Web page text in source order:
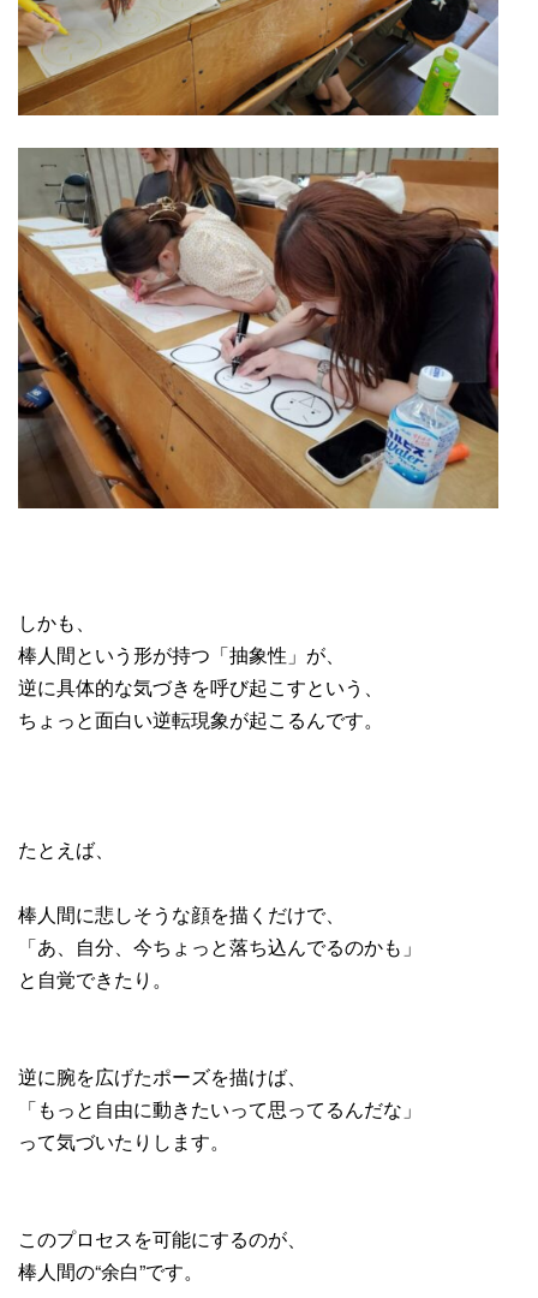
しかも、
棒人間という形が持つ「抽象性」が、
逆に具体的な気づきを呼び起こすという、
ちょっと面白い逆転現象が起こるんです。
たとえば、
棒人間に悲しそうな顔を描くだけで、
「あ、自分、今ちょっと落ち込んでるのかも」
と自覚できたり。
逆に腕を広げたポーズを描けば、
「もっと自由に動きたいって思ってるんだな」
って気づいたりします。
このプロセスを可能にするのが、
棒人間の“余白”です。